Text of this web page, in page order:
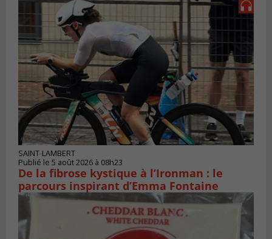
SAINT-LAMBERT
Publié le 5 août 2026 à 08h23
De la fibrose kystique à l’Ironman : le
parcours inspirant d’Emma Fontaine